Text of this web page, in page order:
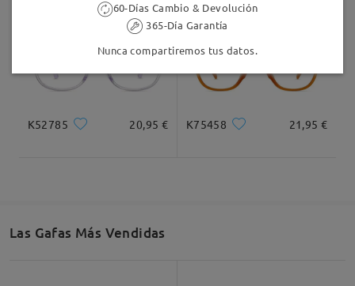
K52785 20,95 € K75458 21,95 €
Las Gafas Más Vendidas
60-Días Cambio & Devolución
365-Día Garantía
Nunca compartiremos tus datos.